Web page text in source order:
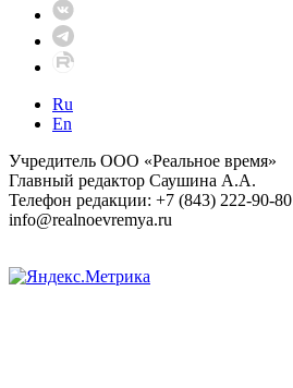
Ru
En
Учредитель ООО «Реальное время»
Главный редактор Саушина А.А.
Телефон редакции: +7 (843) 222-90-80
info@realnoevremya.ru